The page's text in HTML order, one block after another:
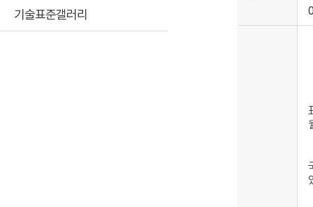
기술표준갤러리